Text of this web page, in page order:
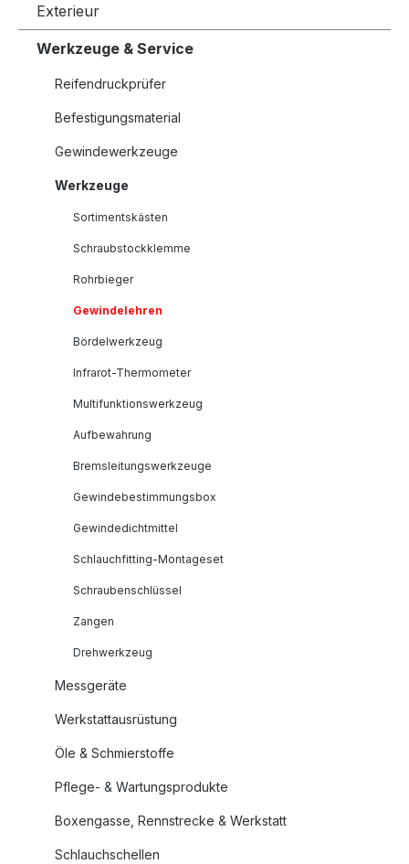
Exterieur
Werkzeuge & Service
Reifendruckprüfer
Befestigungsmaterial
Gewindewerkzeuge
Werkzeuge
Sortimentskästen
Schraubstockklemme
Rohrbieger
Gewindelehren
Bördelwerkzeug
Infrarot-Thermometer
Multifunktionswerkzeug
Aufbewahrung
Bremsleitungswerkzeuge
Gewindebestimmungsbox
Gewindedichtmittel
Schlauchfitting-Montageset
Schraubenschlüssel
Zangen
Drehwerkzeug
Messgeräte
Werkstattausrüstung
Öle & Schmierstoffe
Pflege- & Wartungsprodukte
Boxengasse, Rennstrecke & Werkstatt
Schlauchschellen